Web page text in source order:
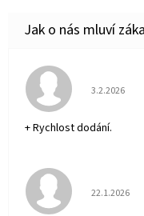
Hodnocení
3.2.2026
+ Rychlost dodání.
Hodnocení
22.1.2026